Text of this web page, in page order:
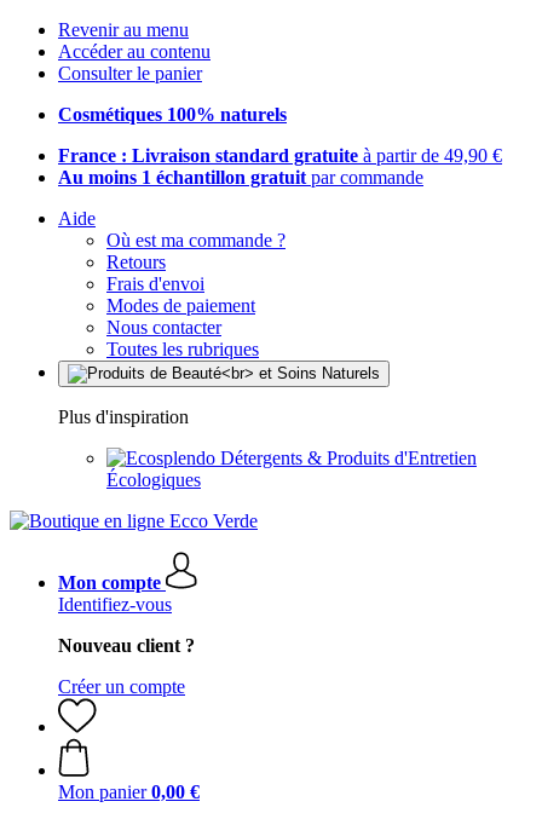
Revenir au menu
Accéder au contenu
Consulter le panier
Cosmétiques 100% naturels
France : Livraison standard gratuite à partir de 49,90 €
Au moins 1 échantillon gratuit par commande
Aide
Où est ma commande ?
Retours
Frais d'envoi
Modes de paiement
Nous contacter
Toutes les rubriques
Plus d'inspiration
Détergents & Produits d'Entretien
Écologiques
Mon compte
Identifiez-vous
Nouveau client ?
Créer un compte
Mon panier 0,00 €